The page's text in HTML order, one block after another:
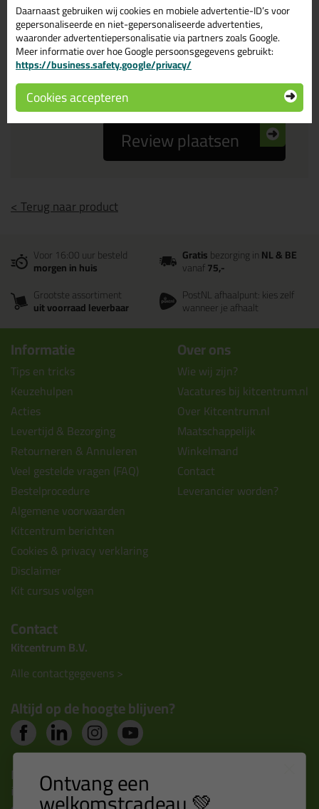
Beoordeling
Zou jij dit product aanbevelen bij anderen?
ja
nee
Review plaatsen
< Terug naar product
Voor 16:00 uur besteld
morgen in huis
Gratisbezorging inNL & BE
vanaf75,-
Grootste assortiment
uit voorraad leverbaar
PostNL afhaalpunt: kies zelf
wanneer je afhaalt
Informatie
Tips en tricks
Keuzehulpen
Acties
Levertijd & Bezorging
Retourneren & Annuleren
Veel gestelde vragen (FAQ)
Bestelprocedure
Algemene voorwaarden
Kitcentrum berichten
Cookies & privacy verklaring
Disclaimer
Kit cursus volgen
Over ons
Wie wij zijn?
Vacatures bij kitcentrum.nl
Over Kitcentrum.nl
Maatschappelijk
Winkelmand
Contact
Leverancier worden?
Contact
Kitcentrum B.V.
Alle contactgegevens >
Altijd op de hoogte blijven?
Nieuws, tips en exclusieve deals rechtstreeks in je
inbox
Daarnaast gebruiken wij cookies en mobiele advertentie-ID’s voor
gepersonaliseerde en niet-gepersonaliseerde advertenties,
waaronder advertentiepersonalisatie via partners zoals Google.
Meer informatie over hoe Google persoonsgegevens gebruikt:
https://business.safety.google/privacy/
Cookies accepteren
Ontvang een